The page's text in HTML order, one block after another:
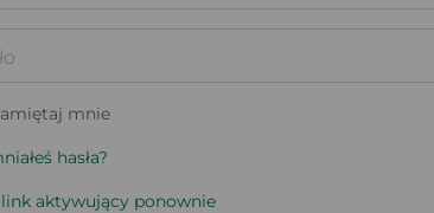
mnie
hasła?
aktywujący ponownie